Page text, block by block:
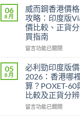
P-
Force
評
價
2026：
印
雙
效
偉
哥
效
果、
06
8 月
威而鋼香港價
攻略：印度版
價比較、正貨
買指南
在
而
鋼
香
港
價
格
留言功能已關閉
05
8 月
必利勁印度版
2026：香港哪
算？POXET-60
比較及正貨分
在
留言功能已關閉